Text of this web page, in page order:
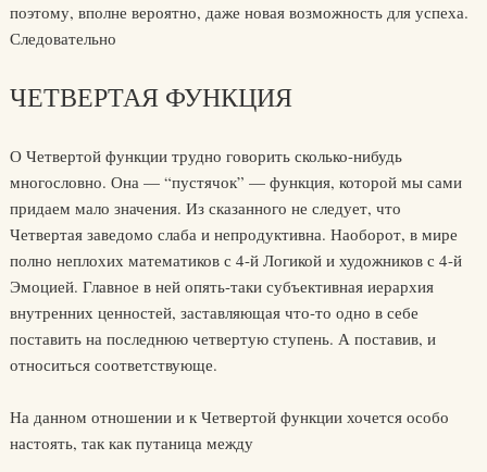
поэтому, вполне вероятно, даже новая возможность для успеха.
Следовательно
ЧЕТВЕРТАЯ ФУНКЦИЯ
О Четвертой функции трудно говорить сколько-нибудь
многословно. Она — “пустячок” — функция, которой мы сами
придаем мало значения. Из сказанного не следует, что
Четвертая заведомо слаба и непродуктивна. Наоборот, в мире
полно неплохих математиков с 4-й Логикой и художников с 4-й
Эмоцией. Главное в ней опять-таки субъективная иерархия
внутренних ценностей, заставляющая что-то одно в себе
поставить на последнюю четвертую ступень. А поставив, и
относиться соответствующе.
На данном отношении и к Четвертой функции хочется особо
настоять, так как путаница между